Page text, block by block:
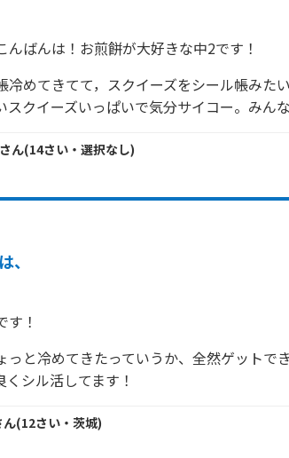
んばんは！お煎餅が大好きな中2です！
冷めてきてて，スクイーズをシール帳みた
スクイーズいっぱいで気分サイコー。みん
さん(14さい・ 選択なし)
、
！
っと冷めてきたっていうか、全然ゲットで
シル活してます！
ん(12さい・ 茨城)